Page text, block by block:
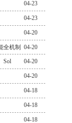
04-23
04-23
04-20
全机制 04-20
Sol 04-20
04-20
04-18
04-18
04-18